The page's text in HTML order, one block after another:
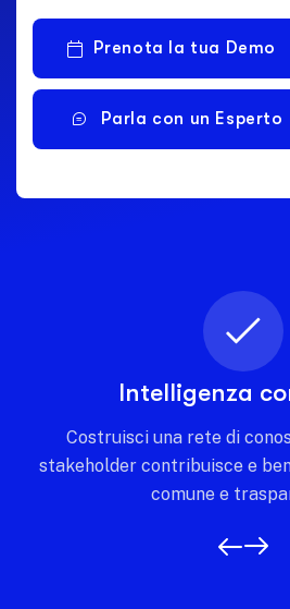
Prenota la tua Demo
Parla con un Esperto
Intelligenza
Costruisci una rete di
stakeholder contribuisce e
comune e